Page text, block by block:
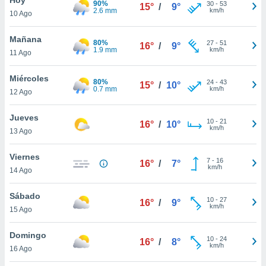
en
más
nuestra
de
cookies
aceptar
10 Ago
90%
2.6 mm
15° / 9° 30- 53
km/h
Mañana
11 Ago
80%
1.9 mm
16° / 9° 27- 51
km/h
Miércoles
12 Ago
80%
0.7 mm
15° / 10° 24- 43
km/h
Jueves
13 Ago
16° / 10° 10- 21
km/h
Viernes
14 Ago
16° / 7° 7- 16
km/h
Sábado
15 Ago
16° / 9° 10- 27
km/h
Domingo
16 Ago
16° / 8° 10- 24
km/h